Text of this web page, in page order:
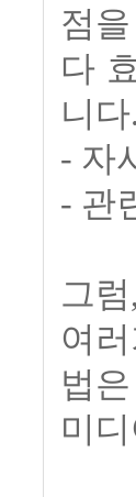
점
다
니다.
- 자
- 관
그
여
법
미